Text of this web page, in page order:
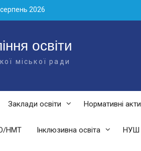
2026
2026
станом на 01.08.2026
освіти
міської ради
Заклади освіти Нормативні акти
НМТ Інклюзивна освіта НУШ